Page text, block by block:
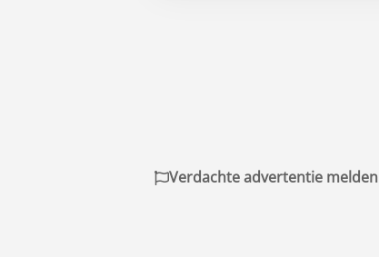
Verdachte advertentie melden